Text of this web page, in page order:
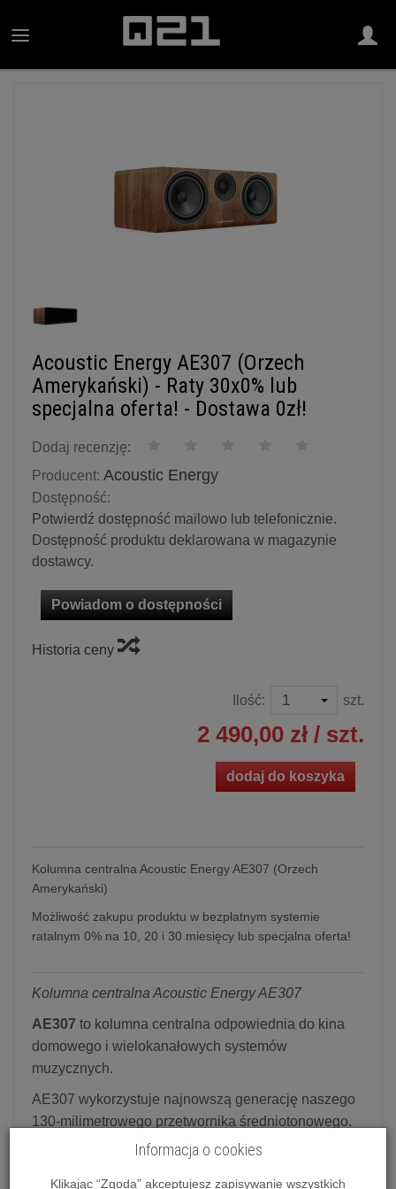
Acoustic Energy AE307 (Orzech
Amerykański) - Raty 30x0% lub
specjalna oferta! - Dostawa 0zł!
Dodaj recenzję:
Producent: Acoustic Energy
Dostępność:
Potwierdź dostępność mailowo lub telefonicznie.
Dostępność produktu deklarowana w magazynie
dostawcy.
Powiadom o dostępności
Historia ceny
Ilość: szt.
2 490,00 zł / szt.
dodaj do koszyka
Kolumna centralna Acoustic Energy AE307 (Orzech
Amerykański)
Możliwość zakupu produktu w bezpłatnym systemie
ratalnym 0% na 10, 20 i 30 miesięcy lub specjalna oferta!
Kolumna centralna Acoustic Energy AE307
AE307 to kolumna centralna odpowiednia do kina
domowego i wielokanałowych systemów
muzycznych.
AE307 wykorzystuje najnowszą generację naszego
130-milimetrowego przetwornika średniotonowego.
Wyposażona w zupełnie nowy stożek ceramiczny z
Informacja o cookies
Klikając “Zgoda” akceptujesz zapisywanie wszystkich